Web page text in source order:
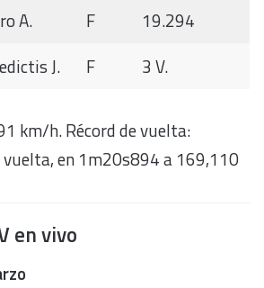
A. F
19.294
J. F 3 V.
km/h. Récord de vuelta:
vuelta, en 1m20s894 a 169,110
en vivo